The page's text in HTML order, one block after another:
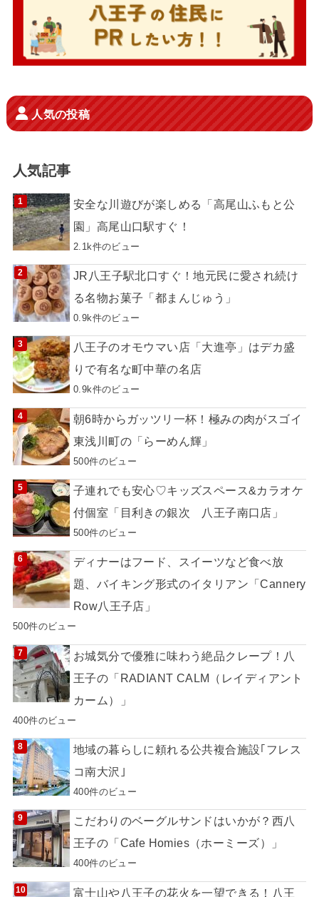
人気の投稿
人気記事
安全な川遊びが楽しめる「高尾山ふもと公
園」高尾山口駅すぐ！
2.1k件のビュー
JR八王子駅北口すぐ！地元民に愛され続け
る名物お菓子「都まんじゅう」
0.9k件のビュー
八王子のオモウマい店「大進亭」はデカ盛
りで有名な町中華の名店
0.9k件のビュー
朝6時からガッツリ一杯！極みの肉がスゴイ
東浅川町の「らーめん輝」
500件のビュー
子連れでも安心♡キッズスペース&カラオケ
付個室「目利きの銀次 八王子南口店」
500件のビュー
ディナーはフード、スイーツなど食べ放
題、バイキング形式のイタリアン「Cannery
Row八王子店」
500件のビュー
お城気分で優雅に味わう絶品クレープ！八
王子の「RADIANT CALM（レイディアント
カーム）」
400件のビュー
地域の暮らしに頼れる公共複合施設｢フレス
コ南大沢｣
400件のビュー
こだわりのベーグルサンドはいかが？西八
王子の「Cafe Homies（ホーミーズ）」
400件のビュー
富士山や八王子の花火を一望できる！八王